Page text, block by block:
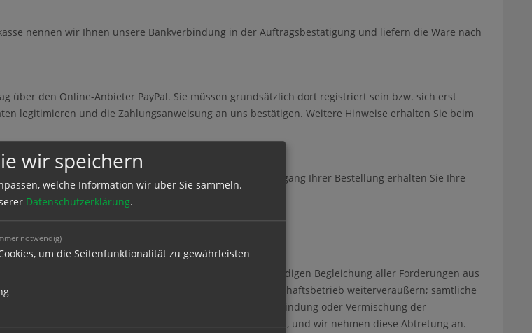
nennen wir Ihnen unsere Bankverbindung in der Auftragsbestätigung und liefern die Ware nach
über den Online-Anbieter PayPal. Sie müssen grundsätzlich dort registriert sein bzw. sich erst
legitimieren und die Zahlungsanweisung an uns bestätigen. Weitere Hinweise erhalten Sie beim
Produkte, wird lediglich Ihre Anschrift benötigt. Nach Eingang Ihrer Bestellung erhalten Sie Ihre
Bezahlung unser Eigentum.
behalten uns das Eigentum an der Ware bis zur vollständigen Begleichung aller Forderungen aus
vor. Sie dürfen die Vorbehaltsware im ordentlichen Geschäftsbetrieb weiterveräußern; sämtliche
Forderungen treten Sie – unabhängig von einer Verbindung oder Vermischung der
- in Höhe des Rechnungsbetrages an uns im Voraus ab, und wir nehmen diese Abtretung an.
wir speichern
welche Information wir über Sie sammeln.
Datenschutzerklärung.
notwendig)
um die Seitenfunktionalität zu gewährleisten